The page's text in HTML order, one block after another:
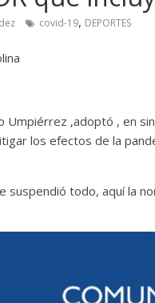
covid-19, DEPORTES
Umpiérrez ,adoptó , en
los efectos de la
suspendió todo, aquí la